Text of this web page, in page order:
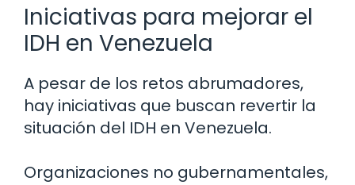
Iniciativas para mejorar el
IDH en Venezuela
A pesar de los retos abrumadores,
hay iniciativas que buscan revertir la
situación del IDH en Venezuela.
Organizaciones no gubernamentales,